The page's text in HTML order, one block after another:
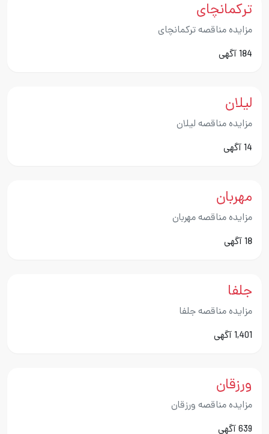
ترکمانچای
مزایده مناقصه ترکمانچای
184 آگهی
لیلان
مزایده مناقصه لیلان
14 آگهی
مهربان
مزایده مناقصه مهربان
18 آگهی
جلفا
مزایده مناقصه جلفا
1,401 آگهی
ورزقان
مزایده مناقصه ورزقان
639 آگهی